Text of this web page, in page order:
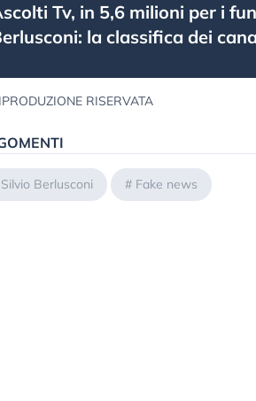
Tv, in 5,6 milioni per i
la classifica dei
RISERVATA
Silvio Berlusconi # Fake news